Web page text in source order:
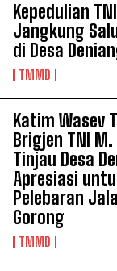
Kepedulian
Jangkung
di Desa
TMMD
Katim Wasev
Brigjen TNI
Tinjau Desa
Apresiasi
Pelebaran
Gorong
TMMD